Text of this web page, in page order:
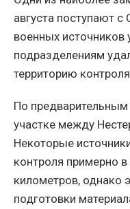
августа поступают
военных источников
подразделениям
территорию
По
участке между
Некоторые
контроля примерно
километров, однако
подготовки